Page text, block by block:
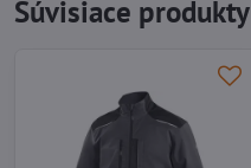
Súvisiace produkty